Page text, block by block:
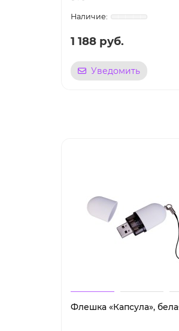
1 188 руб.
Уведомить
Флешка «Капсула»,